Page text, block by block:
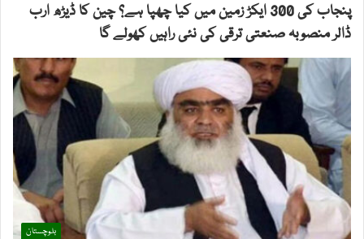
پنجاب کی 300 ایکڑ زمین میں کیا چھپا ہے؟ چین کا ڈیڑھ ارب
ڈالر منصوبہ صنعتی ترقی کی نئی راہیں کھولے گا
بلوچستان